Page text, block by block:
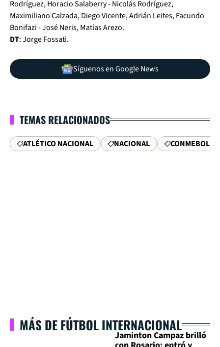
Rodríguez, Horacio Salaberry - Nicolás Rodríguez,
Maximiliano Calzada, Diego Vicente, Adrián Leites, Facundo
Bonifazi - José Neris, Matías Arezo.
DT: Jorge Fossati.
Síguenos en Google News
TEMAS RELACIONADOS
ATLÉTICO NACIONAL NACIONAL CONMEBOL
MÁS DE FÚTBOL INTERNACIONAL
Jaminton Campaz brilló